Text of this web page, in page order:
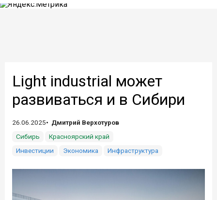
Light industrial может
развиваться и в Сибири
26.06.2025
Дмитрий Верхотуров
Сибирь
Красноярский край
Инвестиции
Экономика Инфраструктура